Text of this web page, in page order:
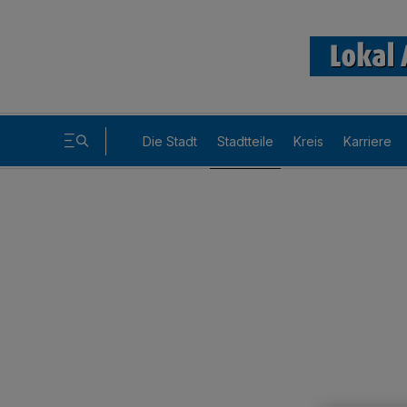
Die Stadt Stadtteile Kreis Karriere